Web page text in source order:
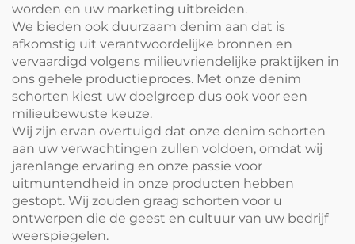
worden en uw marketing uitbreiden.
We bieden ook duurzaam denim aan dat is
afkomstig uit verantwoordelijke bronnen en
vervaardigd volgens milieuvriendelijke praktijken in
ons gehele productieproces. Met onze denim
schorten kiest uw doelgroep dus ook voor een
milieubewuste keuze.
Wij zijn ervan overtuigd dat onze denim schorten
aan uw verwachtingen zullen voldoen, omdat wij
jarenlange ervaring en onze passie voor
uitmuntendheid in onze producten hebben
gestopt. Wij zouden graag schorten voor u
ontwerpen die de geest en cultuur van uw bedrijf
weerspiegelen.